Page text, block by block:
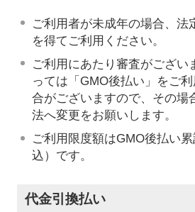
ご利用者が未成年の場合、法
を得てご利用ください。
ご利用にあたり審査がござい
っては「GMO後払い」をご
合がございますので、その場
法へ変更をお願いします。
ご利用限度額はGMO後払い
込）です。
代金引換払い